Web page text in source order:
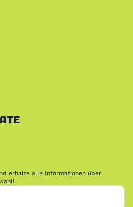
erhalte alle Informationen über